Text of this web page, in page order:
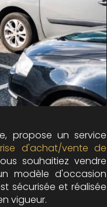
propose un service
d'achat/vente de
souhaitiez vendre
modèle d'occasion
sécurisée et réalisée
vigueur.